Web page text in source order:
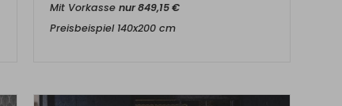
Mit Vorkasse nur849,15€
Preisbeispiel 140x200 cm